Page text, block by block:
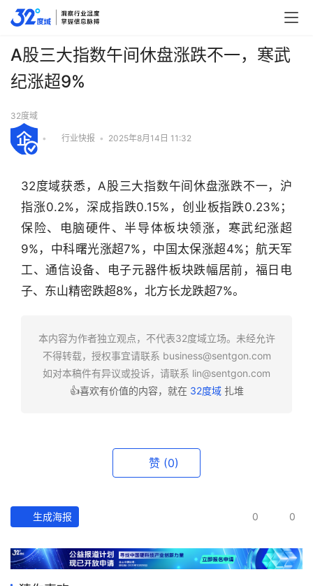
行
业
产
经
数
A股三大指数午间休盘涨跌不一，寒武
纪涨超9%
32度域
• 行业快报 • 2025年8月14日 11:32
32度域获悉，A股三大指数午间休盘涨跌不一，沪
指涨0.2%，深成指跌0.15%，创业板指跌0.23%；
保险、电脑硬件、半导体板块领涨，寒武纪涨超
9%，中科曙光涨超7%，中国太保涨超4%；航天军
工、通信设备、电子元器件板块跌幅居前，福日电
子、东山精密跌超8%，北方长龙跌超7%。
本内容为作者独立观点，不代表32度域立场。未经允许
不得转载，授权事宜请联系 business@sentgon.com
如对本稿件有异议或投诉，请联系 lin@sentgon.com
👍喜欢有价值的内容，就在 32度域扎堆
赞 (0)
生成海报 0 0